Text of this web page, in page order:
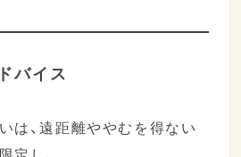
バイス
は、遠距離ややむを得ない